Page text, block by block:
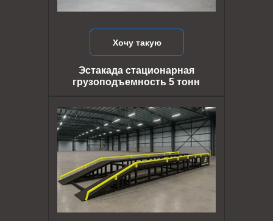
Хочу такую
Эстакада стационарная
грузоподъемность 5 тонн